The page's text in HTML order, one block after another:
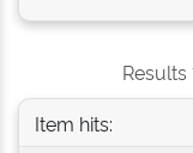
Results
Item hits: